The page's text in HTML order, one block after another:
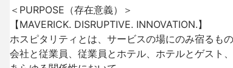
＜PURPOSE（存在意義）＞
【MAVERICK. DISRUPTIVE. INNOVATION.】
ホスピタリティとは、サービスの場にのみ宿るもの
会社と従業員、従業員とホテル、ホテルとゲスト